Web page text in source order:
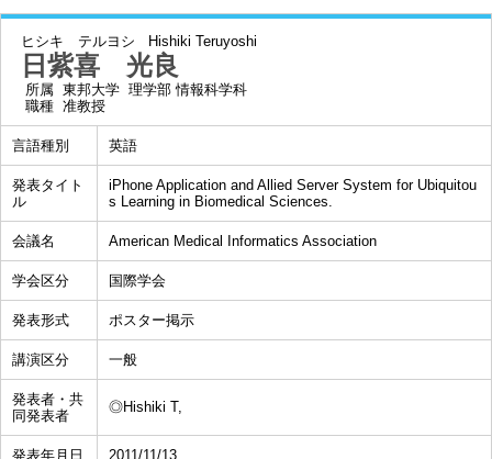
ヒシキ テルヨシ Hishiki Teruyoshi
日紫喜 光良
所属 東邦大学 理学部 情報科学科
職種 准教授
言語種別 英語
発表タイト
ル
iPhone Application and Allied Server System for Ubiquitou
s Learning in Biomedical Sciences.
会議名 American Medical Informatics Association
学会区分 国際学会
発表形式 ポスター掲示
講演区分 一般
発表者・共
同発表者
◎Hishiki T,
発表年月日 2011/11/13